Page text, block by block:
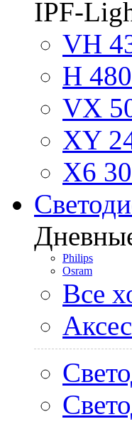
IPF-
VH
H
VX
XY
X6
Philips
Osram
Все